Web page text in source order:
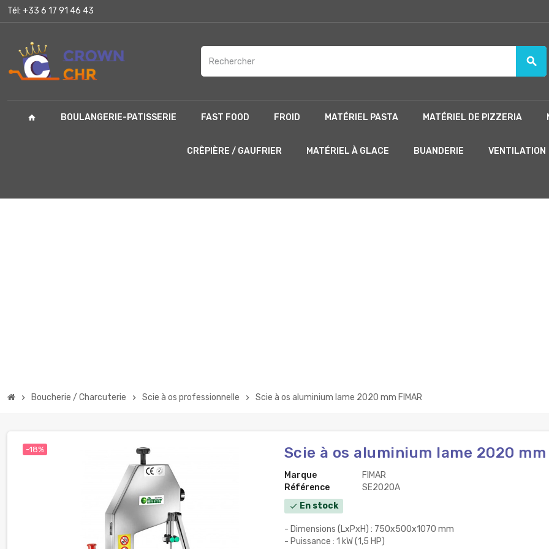
Tél: +33 6 17 91 46 43
search
home BOULANGERIE-PATISSERIE FAST FOOD FROID MATÉRIEL PASTA MATÉRIEL DE PIZZERIA
CRÊPIÈRE / GAUFRIER MATÉRIEL À GLACE BUANDERIE VENTILATION
chevron_right Boucherie / Charcuterie chevron_right Scie à os professionnelle chevron_right Scie à os aluminium lame 2020 mm FIMAR
-18% Scie à os aluminium lame 2020 mm
Marque
FIMAR
Référence
SE2020A
check En stock
- Dimensions (LxPxH) : 750x500x1070 mm
- Puissance : 1 kW (1,5 HP)